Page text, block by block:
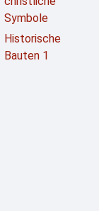
Symbole
Historische
Bauten 1